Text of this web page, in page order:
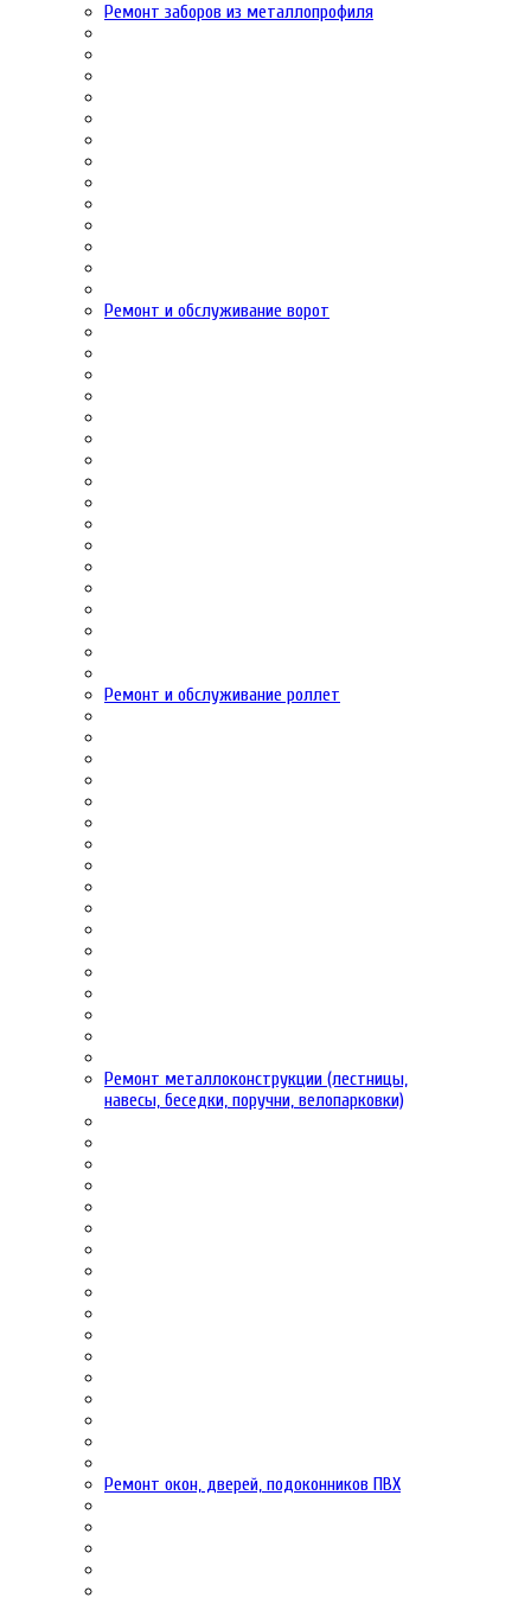
Ремонт заборов из металлопрофиля
Ремонт и обслуживание ворот
Ремонт и обслуживание роллет
Ремонт металлоконструкции (лестницы,
навесы, беседки, поручни, велопарковки)
Ремонт окон, дверей, подоконников ПВХ